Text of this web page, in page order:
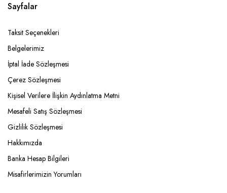
Sayfalar
Taksit Seçenekleri
Belgelerimiz
İptal İade Sözleşmesi
Çerez Sözleşmesi
Kişisel Verilere İlişkin Aydınlatma Metni
Mesafeli Satış Sözleşmesi
Gizlilik Sözleşmesi
Hakkımızda
Banka Hesap Bilgileri
Misafirlerimizin Yorumları